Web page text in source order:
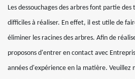
Les dessouchages des arbres font partie des
difficiles à réaliser. En effet, il est utile de
éliminer les racines des arbres. Afin de
proposons d'entrer en contact avec
années d'expérience en la matière.